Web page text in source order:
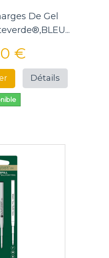
De Gel
€
Détails